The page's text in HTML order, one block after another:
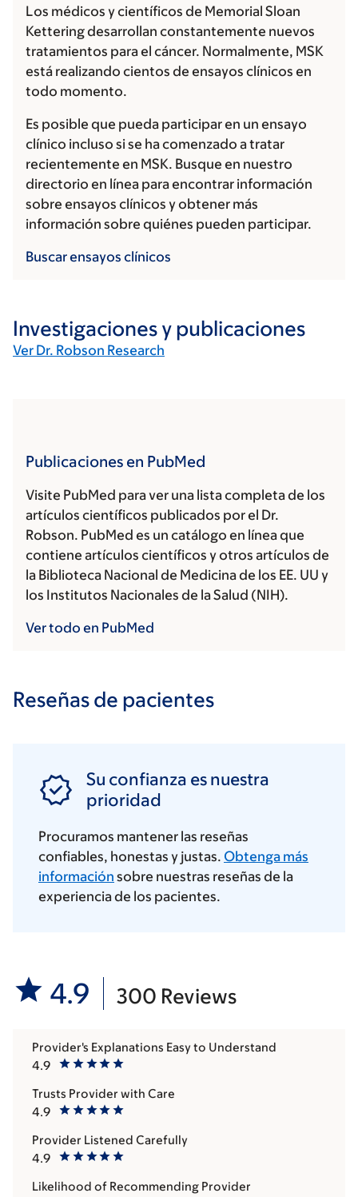
Los médicos y científicos de Memorial Sloan
Kettering desarrollan constantemente nuevos
tratamientos para el cáncer. Normalmente, MSK
está realizando cientos de ensayos clínicos en
todo momento.
Es posible que pueda participar en un ensayo
clínico incluso si se ha comenzado a tratar
recientemente en MSK. Busque en nuestro
directorio en línea para encontrar información
sobre ensayos clínicos y obtener más
información sobre quiénes pueden participar.
Buscar ensayos clínicos
Investigaciones y publicaciones
Ver Dr. Robson Research
Publicaciones en PubMed
Visite PubMed para ver una lista completa de los
artículos científicos publicados por el Dr.
Robson. PubMed es un catálogo en línea que
contiene artículos científicos y otros artículos de
la Biblioteca Nacional de Medicina de los EE. UU y
los Institutos Nacionales de la Salud (NIH).
Ver todo en PubMed
Reseñas de pacientes
Su confianza es nuestra
prioridad
Procuramos mantener las reseñas
confiables, honestas y justas. Obtenga más
información sobre nuestras reseñas de la
experiencia de los pacientes.
4.9 300 Reviews
4.9
Provider's Explanations Easy to Understand
4.9
Trusts Provider with Care
4.9
Provider Listened Carefully
Likelihood of Recommending Provider